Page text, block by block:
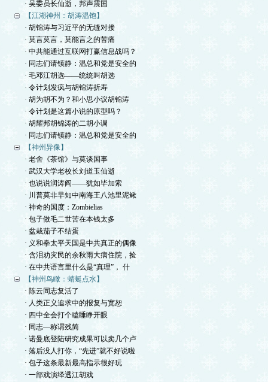
· 吴委员长仙逝，邦声震国
【江湖神州：胡涛温饱】
· 胡锦涛与习近平的无缝对接
· 莫言莫言，莫能言之的苦痛
· 中共能通过互联网打赢信息战吗？
· 同志们请镇静：温总和党是安全的
· 毛邓江胡选——统统叫胡选
· 令计划发疯与胡锦涛折寿
· 胡为胡不为？和小思小议胡锦涛
· 令计划是这篇小说的原型吗？
· 胡耀邦胡锦涛的二胡小调
· 同志们请镇静：温总和党是安全的
【神州异像】
· 老舍《茶馆》与莫谈国事
· 武汉大学老校长刘道玉仙逝
· 也说说润涛阎——犹如毕加索
· 川普莫非早知中南海王八池里泥鳅
· 神奇的国度：Zombielias
· 包子做毛二世苦在本钱太多
· 盆栽茄子不结蛋
· 义和拳太平天国是中共真正的偶像
· 含泪劝灾民的余秋雨大病住院，捡
· 在中共语言里什么是“真理”， 什
【神州鸟瞰：蜻蜓点水】
· 陈云同志复活了
· 人类正义追求中的报复与宽恕
· 四中全会打个瞌睡睁开眼
· 同志—称谓残简
· 诺曼底登陆研究成果可以卖几个卢
· 落后没人打你，“先进”就不好说啦
· 包子这条最新最高指示很好玩
· 一部戏演绎透江胡戏